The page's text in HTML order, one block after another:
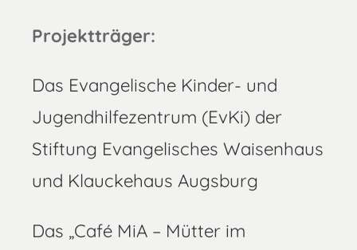
Projektträger:
Das Evangelische Kinder- und
Jugendhilfezentrum (EvKi) der
Stiftung Evangelisches Waisenhaus
und Klauckehaus Augsburg
Das „Café MiA – Mütter im